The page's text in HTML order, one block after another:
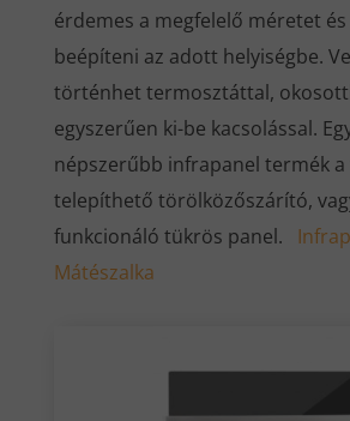
érdemes a megfelelő méretet
beépíteni az adott helyiségbe.
történhet termosztáttal,
egyszerűen ki-be kacsolással.
népszerűbb infrapanel termék
telepíthető törölközőszárító,
funkcionáló tükrös panel.
Mátészalka